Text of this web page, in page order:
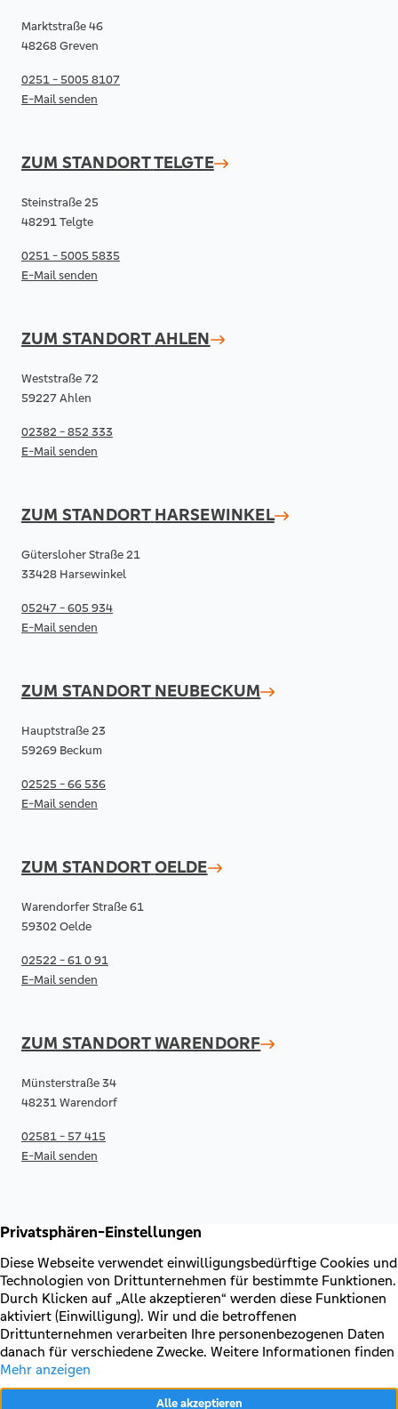
Marktstraße 46
48268 Greven
0251 - 5005 8107
E-Mail senden
ZUM STANDORTTELGTE
Steinstraße 25
48291 Telgte
0251 - 5005 5835
E-Mail senden
ZUM STANDORTAHLEN
Weststraße 72
59227 Ahlen
02382 - 852 333
E-Mail senden
ZUM STANDORT HARSEWINKEL
Gütersloher Straße 21
33428 Harsewinkel
05247 - 605 934
E-Mail senden
ZUM STANDORT NEUBECKUM
Hauptstraße 23
59269 Beckum
02525 - 66 536
E-Mail senden
ZUM STANDORTOELDE
Warendorfer Straße 61
59302 Oelde
02522 - 61 0 91
E-Mail senden
ZUM STANDORTWARENDORF
Münsterstraße 34
48231 Warendorf
02581 - 57 415
E-Mail senden
RECHTLICHES & KONTAKT
Kontakt
AGB & Sonderbedingungen
Erklärung zur Barrierefreiheit
Impressum
Datenschutz